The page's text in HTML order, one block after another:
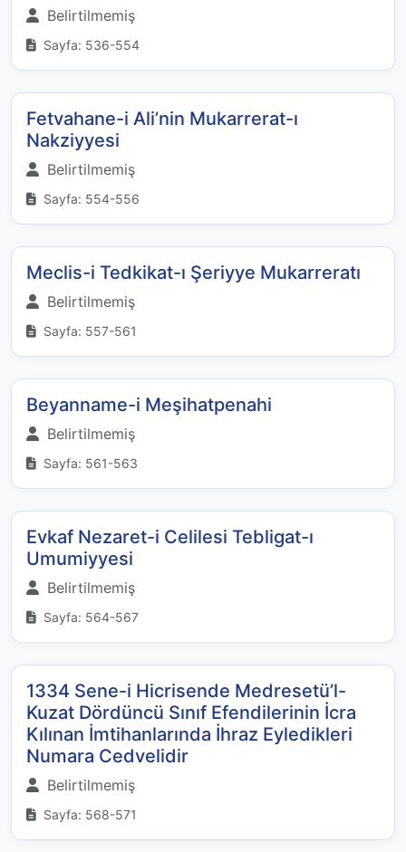
Belirtilmemiş
Sayfa: 536-554
Fetvahane-i Ali’nin Mukarrerat-ı
Nakziyyesi
Belirtilmemiş
Sayfa: 554-556
Meclis-i Tedkikat-ı Şeriyye Mukarreratı
Belirtilmemiş
Sayfa: 557-561
Beyanname-i Meşihatpenahi
Belirtilmemiş
Sayfa: 561-563
Evkaf Nezaret-i Celilesi Tebligat-ı
Umumiyyesi
Belirtilmemiş
Sayfa: 564-567
1334 Sene-i Hicrisende Medresetü’l-
Kuzat Dördüncü Sınıf Efendilerinin İcra
Kılınan İmtihanlarında İhraz Eyledikleri
Numara Cedvelidir
Belirtilmemiş
Sayfa: 568-571